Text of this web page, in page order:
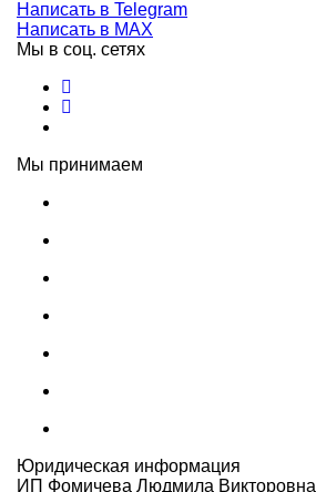
Написать в Telegram
Написать в MAX
Мы в соц. сетях
Мы принимаем
Юридическая информация
ИП Фомичева Людмила Викторовна